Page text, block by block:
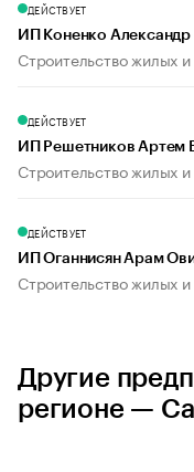
ДЕЙСТВУЕТ
ИП Коненко
Строительство жилых
ДЕЙСТВУЕТ
ИП Решетников Артем
Строительство жилых
ДЕЙСТВУЕТ
ИП Оганнисян Арам
Строительство жилых
Другие
регионе —